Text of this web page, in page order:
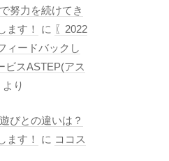
努力を続けてき
ます！
に 〖2022
ィードバックし
ビスASTEP(アス
より
びとの違いは？
ます！
に ココス